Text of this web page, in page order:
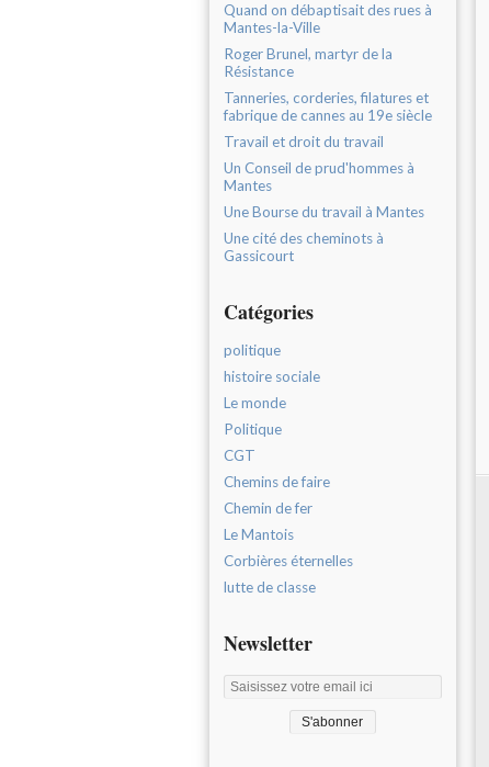
Quand on débaptisait des rues à
Mantes-la-Ville
Roger Brunel, martyr de la
Résistance
Tanneries, corderies, filatures et
fabrique de cannes au 19e siècle
Travail et droit du travail
Un Conseil de prud'hommes à
Mantes
Une Bourse du travail à Mantes
Une cité des cheminots à
Gassicourt
Catégories
politique
histoire sociale
Le monde
Politique
CGT
Chemins de faire
Chemin de fer
Le Mantois
Corbières éternelles
lutte de classe
Newsletter